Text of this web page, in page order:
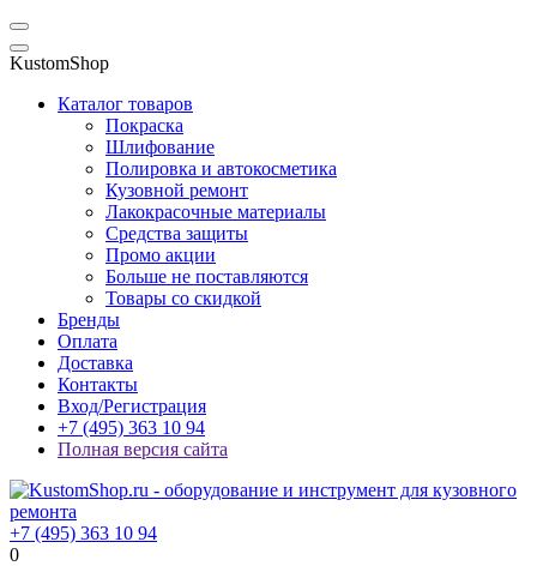
KustomShop
Каталог товаров
Покраска
Шлифование
Полировка и автокосметика
Кузовной ремонт
Лакокрасочные материалы
Средства защиты
Промо акции
Больше не поставляются
Товары со скидкой
Бренды
Оплата
Доставка
Контакты
Вход/Регистрация
+7 (495) 363 10 94
Полная версия сайта
+7 (495) 363 10 94
0